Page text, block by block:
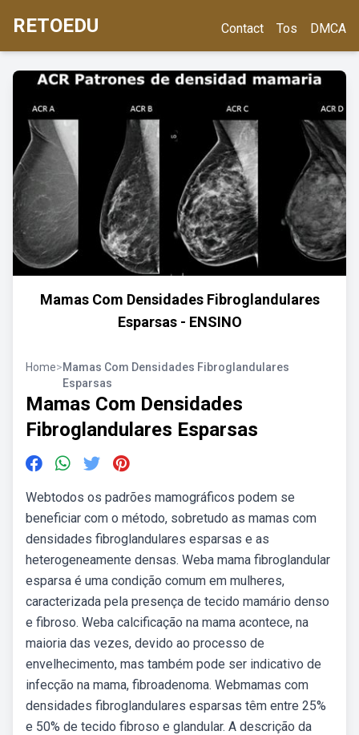
RETOEDU Contact Tos DMCA
Mamas Com Densidades Fibroglandulares
Esparsas - ENSINO
Home>Mamas Com Densidades Fibroglandulares
Esparsas
Mamas Com Densidades
Fibroglandulares Esparsas
Webtodos os padrões mamográficos podem se
beneficiar com o método, sobretudo as mamas com
densidades fibroglandulares esparsas e as
heterogeneamente densas. Weba mama fibroglandular
esparsa é uma condição comum em mulheres,
caracterizada pela presença de tecido mamário denso
e fibroso. Weba calcificação na mama acontece, na
maioria das vezes, devido ao processo de
envelhecimento, mas também pode ser indicativo de
infecção na mama, fibroadenoma. Webmamas com
densidades fibroglandulares esparsas têm entre 25%
e 50% de tecido fibroso e glandular. A descrição da